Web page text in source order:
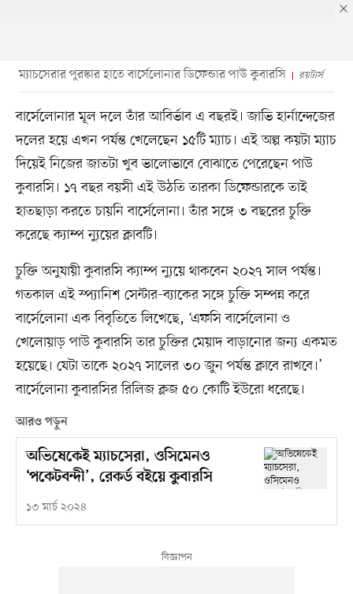
ম্যাচসেরার পুরস্কার হাতে বার্সেলোনার ডিফেন্ডার পাউ কুবারসি রয়টার্স
বার্সেলোনার মূল দলে তাঁর আবির্ভাব এ বছরই। জাভি হার্নান্দেজের
দলের হয়ে এখন পর্যন্ত খেলেছেন ১৫টি ম্যাচ। এই অল্প কয়টা ম্যাচ
দিয়েই নিজের জাতটা খুব ভালোভাবে বোঝাতে পেরেছেন পাউ
কুবারসি। ১৭ বছর বয়সী এই উঠতি তারকা ডিফেন্ডারকে তাই
হাতছাড়া করতে চায়নি বার্সেলোনা। তাঁর সঙ্গে ৩ বছরের চুক্তি
করেছে ক্যাম্প ন্যুয়ের ক্লাবটি।
চুক্তি অনুযায়ী কুবারসি ক্যাম্প ন্যুয়ে থাকবেন ২০২৭ সাল পর্যন্ত।
গতকাল এই স্প্যানিশ সেন্টার-ব্যাকের সঙ্গে চুক্তি সম্পন্ন করে
বার্সেলোনা এক বিবৃতিতে লিখেছে, ‘এফসি বার্সেলোনা ও
খেলোয়াড় পাউ কুবারসি তার চুক্তির মেয়াদ বাড়ানোর জন্য একমত
হয়েছে। যেটা তাকে ২০২৭ সালের ৩০ জুন পর্যন্ত ক্লাবে রাখবে।’
বার্সেলোনা কুবারসির রিলিজ ক্লজ ৫০ কোটি ইউরো ধরেছে।
আরও পড়ুন
অভিষেকেই ম্যাচসেরা, ওসিমেনও
‘পকেটবন্দী’, রেকর্ড বইয়ে কুবারসি
১৩ মার্চ ২০২৪